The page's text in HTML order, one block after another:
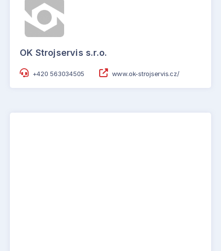
OK Strojservis s.r.o.
+420 563034505 www.ok-strojservis.cz/